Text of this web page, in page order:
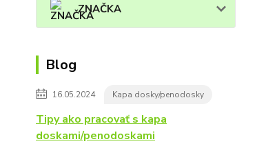
ZNAČKA
Blog
16.05.2024 Kapa dosky/penodosky
Tipy ako pracovať s kapa
doskami/penodoskami